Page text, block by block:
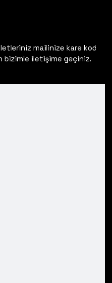
mailinize kare kod
bizimle iletişime geçiniz.